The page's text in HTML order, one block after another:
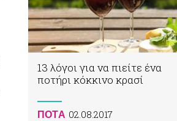
13 λόγοι για να πιείτε ένα
ποτήρι κόκκινο κρασί
ΠΟΤA 02.08.2017